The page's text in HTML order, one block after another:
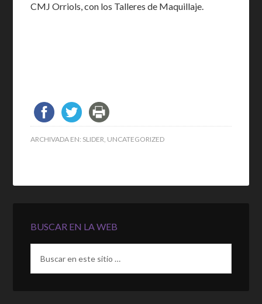
CMJ Orriols, con los Talleres de Maquillaje.
ARCHIVADA EN: SLIDER, UNCATEGORIZED
BUSCAR EN LA WEB